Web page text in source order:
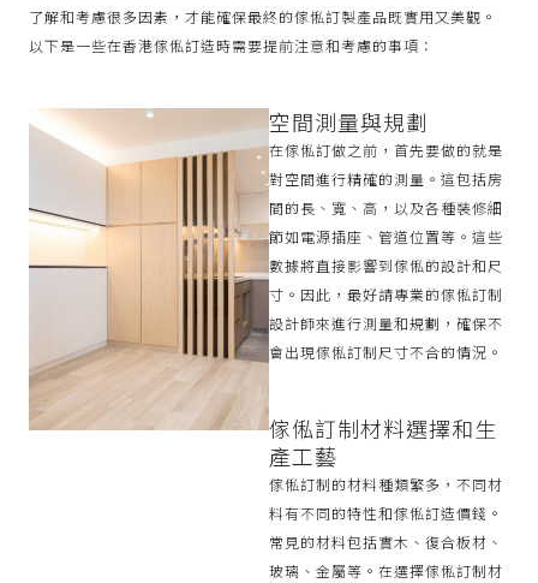
了解和考慮很多因素，才能確保最終的傢俬訂製產品既實用又美觀。
以下是一些在香港傢俬訂造時需要提前注意和考慮的事項：
空間測量與規劃
在傢俬訂做之前，首先要做的就是
對空間進行精確的測量。這包括房
間的長、寬、高，以及各種裝修細
節如電源插座、管道位置等。這些
數據將直接影響到傢俬的設計和尺
寸。因此，最好請專業的傢俬訂制
設計師來進行測量和規劃，確保不
會出現傢俬訂制尺寸不合的情況。
傢俬訂制材料選擇和生
產工藝
傢俬訂制的材料種類繁多，不同材
料有不同的特性和傢俬訂造價錢。
常見的材料包括實木、復合板材、
玻璃、金屬等。在選擇傢俬訂制材